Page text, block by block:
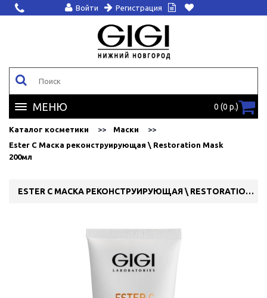
Войти Регистрация
МЕНЮ 0 (0 р.)
Каталог косметики
Маски
Ester C Маска реконструирующая \ Restoration Mask
200мл
ESTER C МАСКА РЕКОНСТРУИРУЮЩАЯ \ RESTORATION MASK 200МЛ